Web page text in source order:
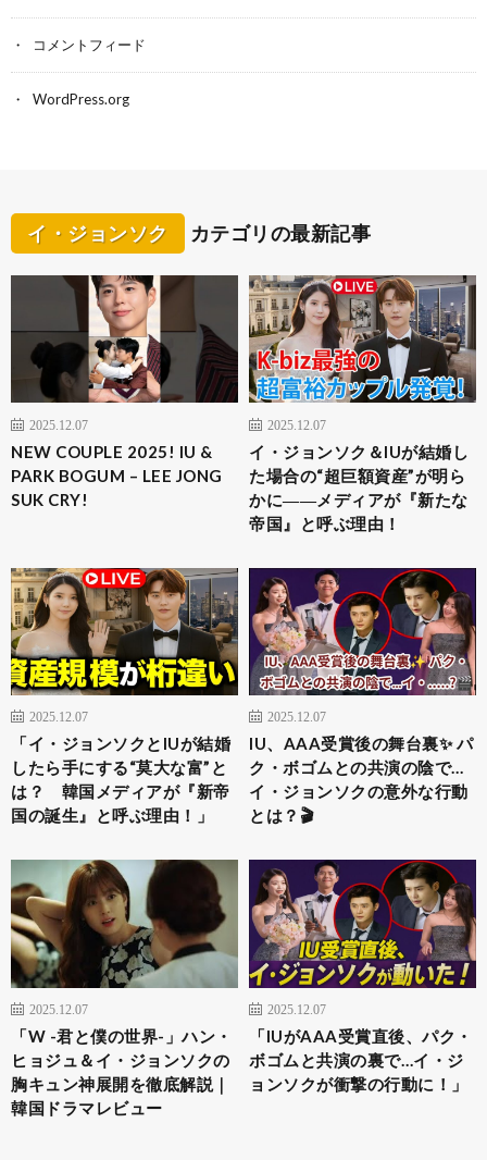
コメントフィード
WordPress.org
イ・ジョンソク カテゴリの最新記事
2025.12.07
NEW COUPLE 2025! IU &
PARK BOGUM – LEE JONG
SUK CRY!
2025.12.07
イ・ジョンソク＆IUが結婚し
た場合の“超巨額資産”が明ら
かに――メディアが『新たな
帝国』と呼ぶ理由！
2025.12.07
「イ・ジョンソクとIUが結婚
したら手にする“莫大な富”と
は？ 韓国メディアが『新帝
国の誕生』と呼ぶ理由！」
2025.12.07
IU、AAA受賞後の舞台裏✨ パ
ク・ボゴムとの共演の陰で…
イ・ジョンソクの意外な行動
とは？🎬
2025.12.07
「W -君と僕の世界-」ハン・
ヒョジュ＆イ・ジョンソクの
胸キュン神展開を徹底解説｜
韓国ドラマレビュー
2025.12.07
「IUがAAA受賞直後、パク・
ボゴムと共演の裏で…イ・ジ
ョンソクが衝撃の行動に！」